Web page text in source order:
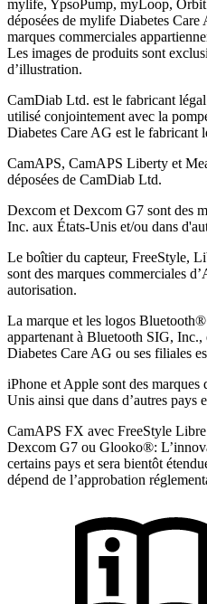
mylife, YpsoPump, myLoop,
déposées de mylife Diabetes
marques commerciales
Les images de produits sont
d’illustration.
CamDiab Ltd. est le fabricant
utilisé conjointement avec la
Diabetes Care AG est le fabricant
CamAPS, CamAPS Liberty et
déposées de CamDiab Ltd.
Dexcom et Dexcom G7 sont des
Inc. aux États-Unis et/ou dans
Le boîtier du capteur, FreeStyle,
sont des marques commerciales
autorisation.
La marque et les logos Bluetooth®
appartenant à Bluetooth SIG,
Diabetes Care AG ou ses filiales
iPhone et Apple sont des marques
Unis ainsi que dans d’autres pays
CamAPS FX avec FreeStyle
Dexcom G7 ou Glooko®:
certains pays et sera bientôt
dépend de l’approbation